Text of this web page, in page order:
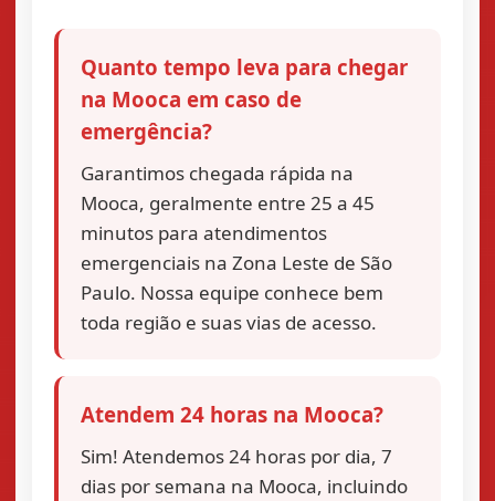
Quanto tempo leva para chegar
na Mooca em caso de
emergência?
Garantimos chegada rápida na
Mooca, geralmente entre 25 a 45
minutos para atendimentos
emergenciais na Zona Leste de São
Paulo. Nossa equipe conhece bem
toda região e suas vias de acesso.
Atendem 24 horas na Mooca?
Sim! Atendemos 24 horas por dia, 7
dias por semana na Mooca, incluindo